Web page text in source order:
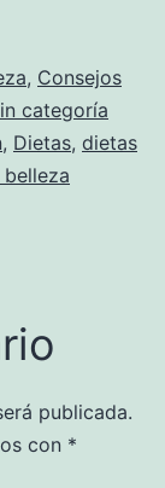
, Consejos
categoría
, Dietas, dietas
publicada.
con *